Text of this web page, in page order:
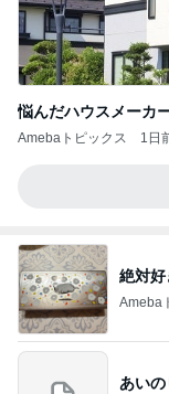
悩んだハウスメーカ
Amebaトピックス 1日
絶対
Ameba
あい